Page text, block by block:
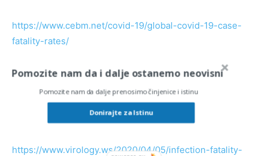
https://www.cebm.net/covid-19/global-covid-19-case-
fatality-rates/
https://www.newscientist.com/article/2239497-why-we-
still-dont-know-what-the-death-rate-is-for-covid-19/
https://www.virology.ws/2020/04/05/infection-fatality-
Pomozite nam da i dalje ostanemo neovisni
Pomozite nam da dalje prenosimo činjenice i istinu
Donirajte za Istinu